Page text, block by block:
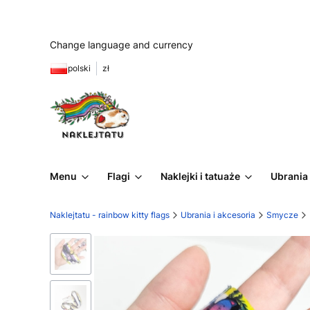
Change language and currency
polski zł
Menu Flagi Naklejki i tatuaże
Naklejtatu - rainbow kitty flags Ubrania i akcesoria Smycze